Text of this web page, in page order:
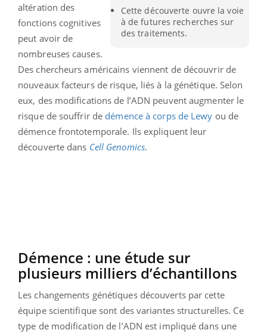
Cette découverte ouvre la voie
à de futures recherches sur
des traitements.
altération des
fonctions cognitives
peut avoir de
nombreuses causes.
Des chercheurs américains viennent de découvrir de
nouveaux facteurs de risque, liés à la génétique. Selon
eux, des modifications de l’ADN peuvent augmenter le
risque de souffrir de démence à corps de Lewy ou de
démence frontotemporale. Ils expliquent leur
découverte dans Cell Genomics.
Démence : une étude sur
plusieurs milliers d’échantillons
Les changements génétiques découverts par cette
équipe scientifique sont des variantes structurelles. Ce
type de modification de l’ADN est impliqué dans une